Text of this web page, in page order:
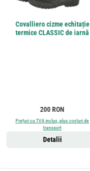
Covalliero cizme echitație
termice CLASSIC de iarnă
Preț obișnuit:
200 RON
Prețuri cu TVA inclus, plus costuri de
transport
Detalii